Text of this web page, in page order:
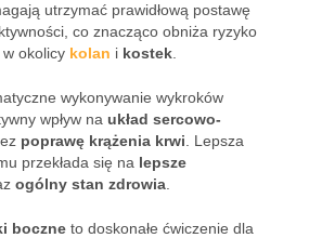
utrzymać prawidłową postawę
co znacząco obniża ryzyko
w okolicy kolan i kostek
wykonywanie wykroków
wpływ na układ sercowo-
poprawę krążenia krwi . Lepsza
przekłada się na lepsze
ogólny stan zdrowia
boczne to doskonałe ćwiczenie dla